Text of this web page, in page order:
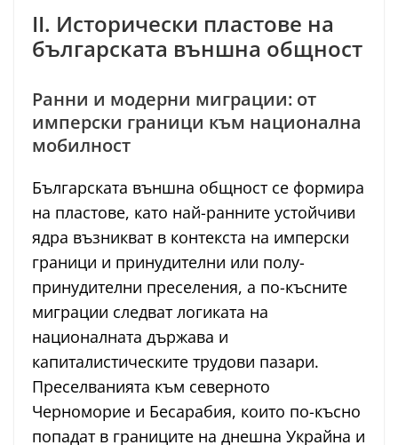
II. Исторически пластове на
българската външна общност
Ранни и модерни миграции: от
имперски граници към национална
мобилност
Българската външна общност се формира
на пластове, като най-ранните устойчиви
ядра възникват в контекста на имперски
граници и принудителни или полу-
принудителни преселения, а по-късните
миграции следват логиката на
националната държава и
капиталистическите трудови пазари.
Преселванията към северното
Черноморие и Бесарабия, които по-късно
попадат в границите на днешна Украйна и